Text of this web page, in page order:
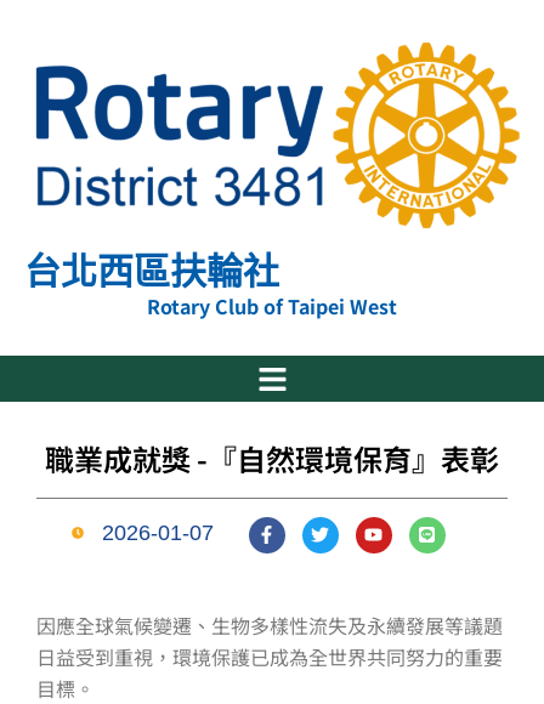
台北西區扶輪社
Rotary Club of Taipei West
職業成就獎 -『自然環境保育』表彰
2026-01-07 F
a
c
o
o
k
-
T
w
i
e
r
Y
o
u
b
e
L
i
n
因應全球氣候變遷、生物多樣性流失及永續發展等議題
日益受到重視，環境保護已成為全世界共同努力的重要
目標。